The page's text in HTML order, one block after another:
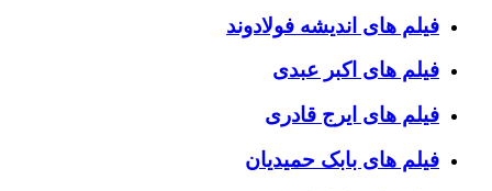
فیلم های اندیشه فولادوند
فیلم های اکبر عبدی
فیلم های ایرج قادری
فیلم های بابک حمیدیان